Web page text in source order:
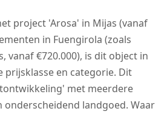
project 'Arosa' in Mijas (vanaf
in Fuengirola (zoals
vanaf €720.000), is dit object in
prijsklasse en categorie. Dit
met meerdere
onderscheidend landgoed. Waar